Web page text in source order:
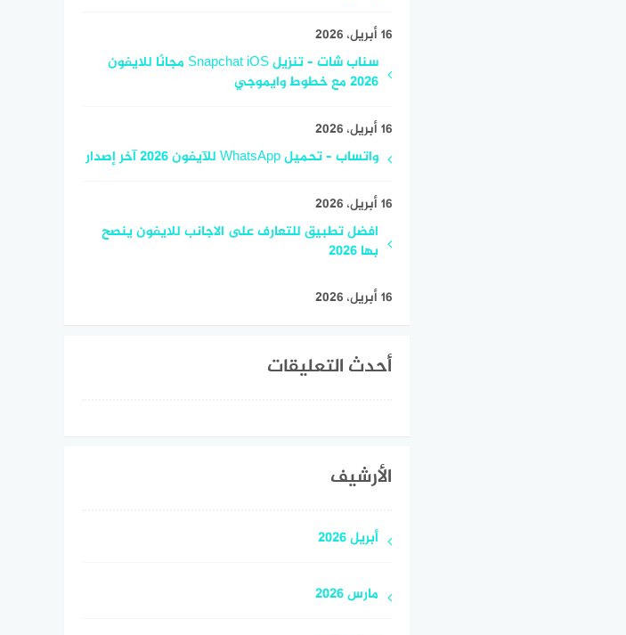
16 أبريل، 2026
سناب شات – تنزيل Snapchat iOS مجانًا للايفون
2026 مع خطوط وايموجي
16 أبريل، 2026
واتساب – تحميل WhatsApp للآيفون 2026 آخر إصدار
16 أبريل، 2026
افضل تطبيق للتعارف على الاجانب للايفون ينصح
بها 2026
16 أبريل، 2026
أحدث التعليقات
الأرشيف
أبريل 2026
مارس 2026